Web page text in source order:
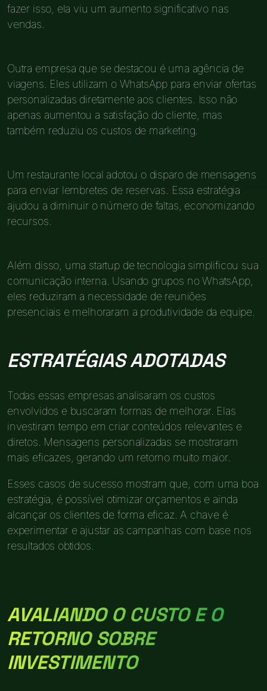
fazer isso, ela viu um aumento significativo nas
vendas.
Outra empresa que se destacou é uma agência de
viagens. Eles utilizam o WhatsApp para enviar ofertas
personalizadas diretamente aos clientes. Isso não
apenas aumentou a satisfação do cliente, mas
também reduziu os custos de marketing.
Um restaurante local adotou o disparo de mensagens
para enviar lembretes de reservas. Essa estratégia
ajudou a diminuir o número de faltas, economizando
recursos.
Além disso, uma startup de tecnologia simplificou sua
comunicação interna. Usando grupos no WhatsApp,
eles reduziram a necessidade de reuniões
presenciais e melhoraram a produtividade da equipe.
ESTRATÉGIAS ADOTADAS
Todas essas empresas analisaram os custos
envolvidos e buscaram formas de melhorar. Elas
investiram tempo em criar conteúdos relevantes e
diretos. Mensagens personalizadas se mostraram
mais eficazes, gerando um retorno muito maior.
Esses casos de sucesso mostram que, com uma boa
estratégia, é possível otimizar orçamentos e ainda
alcançar os clientes de forma eficaz. A chave é
experimentar e ajustar as campanhas com base nos
resultados obtidos.
AVALIANDO O CUSTO E O
RETORNO SOBRE
INVESTIMENTO